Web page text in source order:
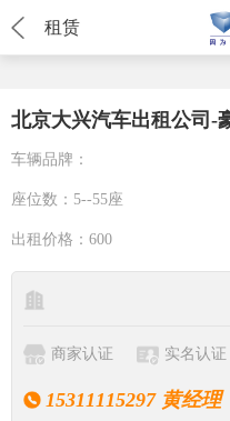
租赁
北京大兴汽车出租公司-
车辆品牌：
座位数： 5--55座
出租价格： 600
商家认证 实名认证
15311115297 黄经理